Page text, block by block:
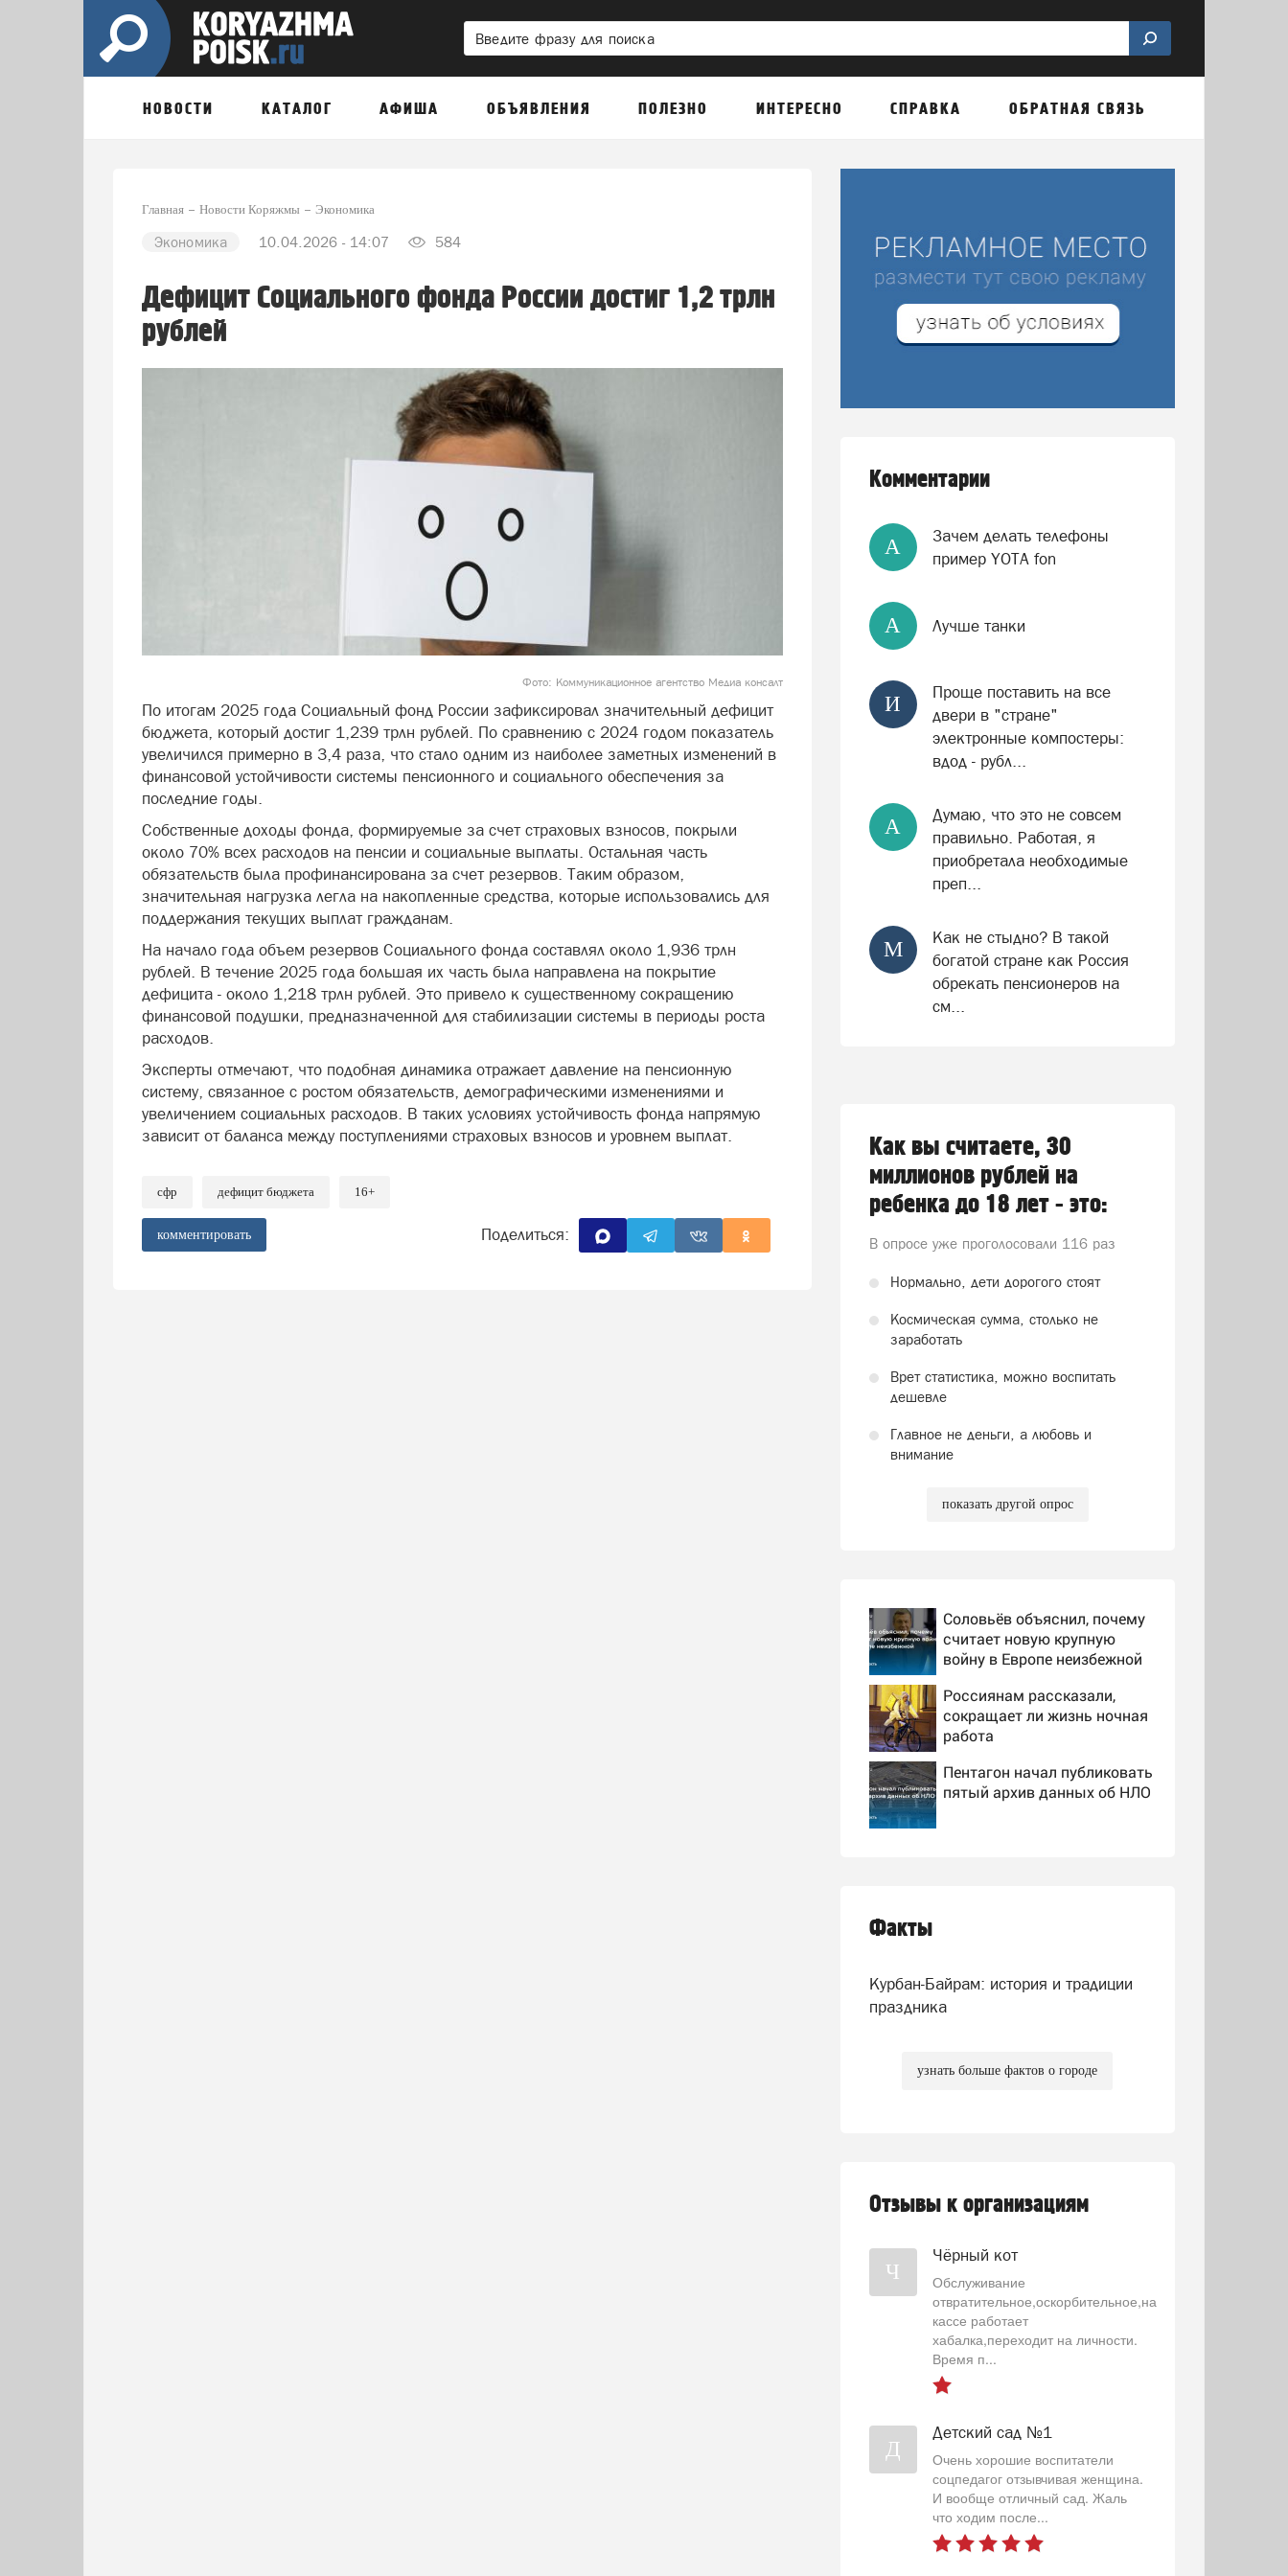
НОВОСТИ КАТАЛОГ АФИША ОБЪЯВЛЕНИЯ ПОЛЕЗНО ИНТЕРЕСНО СПРАВКА ОБРАТНАЯ СВЯЗЬ
Главная Новости Коряжмы Экономика
Экономика 10.04.2026 - 14:07 584
Дефицит Социального фонда России достиг 1,2 трлн
рублей
Фото: Коммуникационное агентство Медиа консалт
По итогам 2025 года Социальный фонд России зафиксировал значительный дефицит
бюджета, который достиг 1,239 трлн рублей. По сравнению с 2024 годом показатель
увеличился примерно в 3,4 раза, что стало одним из наиболее заметных изменений в
финансовой устойчивости системы пенсионного и социального обеспечения за
последние годы.
Собственные доходы фонда, формируемые за счет страховых взносов, покрыли
около 70% всех расходов на пенсии и социальные выплаты. Остальная часть
обязательств была профинансирована за счет резервов. Таким образом,
значительная нагрузка легла на накопленные средства, которые использовались для
поддержания текущих выплат гражданам.
На начало года объем резервов Социального фонда составлял около 1,936 трлн
рублей. В течение 2025 года большая их часть была направлена на покрытие
дефицита - около 1,218 трлн рублей. Это привело к существенному сокращению
финансовой подушки, предназначенной для стабилизации системы в периоды роста
расходов.
Эксперты отмечают, что подобная динамика отражает давление на пенсионную
систему, связанное с ростом обязательств, демографическими изменениями и
увеличением социальных расходов. В таких условиях устойчивость фонда напрямую
зависит от баланса между поступлениями страховых взносов и уровнем выплат.
сфр дефицит бюджета 16+
комментировать Поделиться:
Комментарии
А
Зачем делать телефоны
пример YOTA fon
А Лучше танки
И
Проще поставить на все
двери в "стране"
электронные компостеры:
вдод - рубл...
А
Думаю, что это не совсем
правильно. Работая, я
приобретала необходимые
преп...
М
Как не стыдно? В такой
богатой стране как Россия
обрекать пенсионеров на
см...
Как вы считаете, 30
миллионов рублей на
ребенка до 18 лет - это:
В опросе уже проголосовали 116 раз
Нормально, дети дорогого стоят
Космическая сумма, столько не
заработать
Врет статистика, можно воспитать
дешевле
Главное не деньги, а любовь и
внимание
показать другой опрос
Соловьёв объяснил, почему
считает новую крупную
войну в Европе неизбежной
Россиянам рассказали,
сокращает ли жизнь ночная
работа
Пентагон начал публиковать
пятый архив данных об НЛО
на заднем сиденье
автомобиля
Факты
Курбан-Байрам: история и традиции
праздника
узнать больше фактов о городе
Отзывы к организациям
Ч
Чёрный кот
Обслуживание
отвратительное,оскорбительное,на
кассе работает
хабалка,переходит на личности.
Время п...
Д
Детский сад №1
Очень хорошие воспитатели
соцпедагог отзывчивая женщина.
И вообще отличный сад. Жаль
что ходим после...